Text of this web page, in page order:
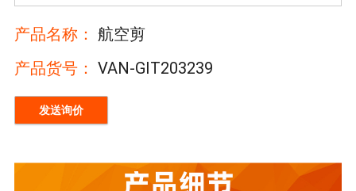
产品名称： 航空剪
产品货号： VAN-GIT203239
发送询价